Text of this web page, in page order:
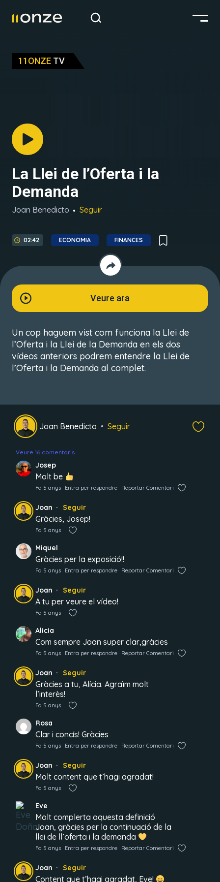
11ONZE TV
La Llei de l’Oferta i la
Demanda
Joan Benedicto Seguir
02:42 ECONOMIA FINANCES
Veure ara
Un cop haguem vist com funciona la Llei de
l’Oferta i la Llei de la Demanda en els dos
vídeos anteriors podrem entendre la Llei de
l’Oferta i la Demanda al complet.
Joan Benedicto Seguir
Veure 16 comentaris
Josep
Molt be
Fa 5 anys Entra per respondre Reportar Comentari
Joan Seguir
Gràcies, Josep!
Fa 5 anys
Miquel
Gràcies per la exposició!!
Fa 5 anys Entra per respondre Reportar Comentari
Joan Seguir
A tu per veure el vídeo!
Fa 5 anys
Alicia
Com sempre Joan super clar,gràcies
Fa 5 anys Entra per respondre Reportar Comentari
Joan Seguir
Gràcies a tu, Alícia. Agraïm molt
l’interès!
Fa 5 anys
Rosa
Clar i concís! Gràcies
Fa 5 anys Entra per respondre Reportar Comentari
Joan Seguir
Molt content que t’hagi agradat!
Fa 5 anys
Eve
Molt complerta aquesta definició
Joan, gràcies per la continuació de la
llei de ll’oferta i la demanda
Fa 5 anys Entra per respondre Reportar Comentari
Joan Seguir
Content que t’hagi agradat, Eve!